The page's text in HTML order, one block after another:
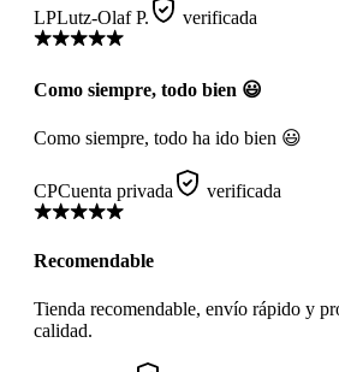
LPLutz-Olaf P. verificada
Como siempre, todo bien 😃
Como siempre, todo ha ido bien 😃
CPCuenta privada verificada
Recomendable
Tienda recomendable, envío rápido y
calidad.